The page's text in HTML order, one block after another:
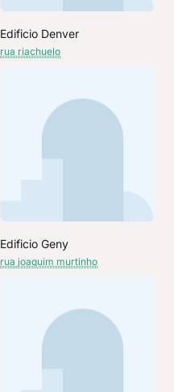
Edificio Denver
rua riachuelo
Edificio Geny
rua joaquim murtinho